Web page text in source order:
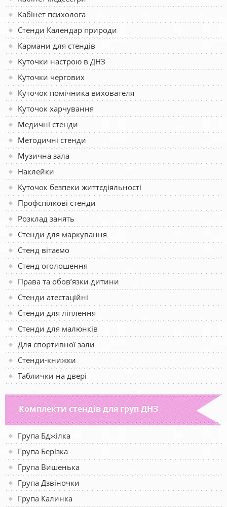
Кабінет психолога
Стенди Календар природи
Кармани для стендів
Куточки настрою в ДНЗ
Куточки чергових
Куточок помічника вихователя
Куточок харчування
Медичні стенди
Методичні стенди
Музична зала
Наклейки
Куточок безпеки життєдіяльності
Профспілкові стенди
Розклад занять
Стенди для маркування
Стенд вітаємо
Стенд оголошення
Права та обов’язки дитини
Стенди атестаційні
Стенди для ліплення
Стенди для малюнків
Для спортивної зали
Стенди-книжки
Таблички на двері
Комплекти стендів для груп ДНЗ
Група Бджілка
Група Берізка
Група Вишенька
Група Дзвіночки
Група Калинка